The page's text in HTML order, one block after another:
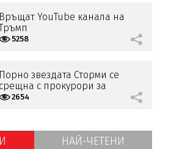
Връщат YouTube канала на
5258
Порно звездата Сторми се
срещна с прокурори за
дадени й от Тръмп
2654
НАЙ-ЧЕТЕНИ